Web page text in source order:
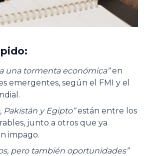
una tormenta económica”en
emergentes, según el FMI y el
Pakistán y Egipto”están entre los
junto a otros que ya
impago.
pero también oportunidades”